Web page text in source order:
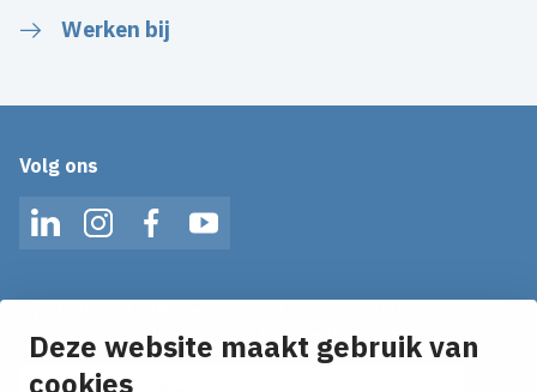
Deze website maakt gebruik van
cookies
Werken bij
Volg ons
LinkedInInstagramFacebookYouTube
Ontvang onze nieuws alerts in je mailbox!
E-mailadres